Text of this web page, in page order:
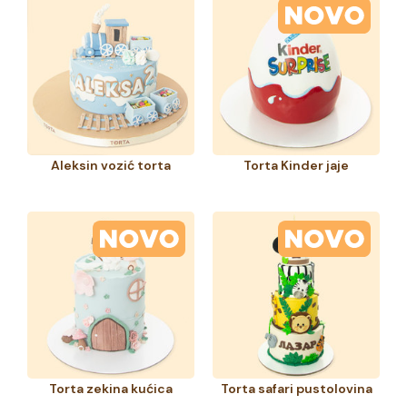
Aleksin vozić torta Torta Kinder jaje
Torta zekina kućica Torta safari pustolovina